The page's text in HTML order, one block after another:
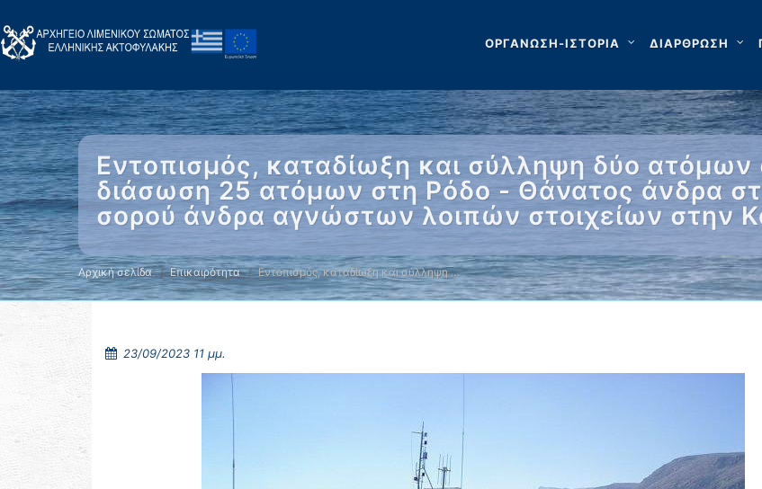
ΟΡΓΑΝΩΣΗ-ΙΣΤΟΡΙΑ ΔΙΑΡΘΡΩΣΗ
Εντοπισμός, καταδίωξη και σύλληψη δύο ατόμων
διάσωση 25 ατόμων στη Ρόδο - Θάνατος άνδρα
σορού άνδρα αγνώστων λοιπών στοιχείων στην
Αρχική σελίδα Επικαιρότητα Εντοπισμός, καταδίωξη και σύλληψη …
23/09/2023 11 μμ.